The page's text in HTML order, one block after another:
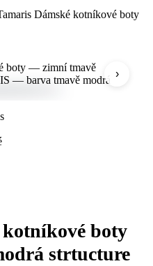
Dámské kotníkové boty
›
boty
strtucture